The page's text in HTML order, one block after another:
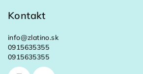
Kontakt
info@zlatino.sk
0915635355
0915635355